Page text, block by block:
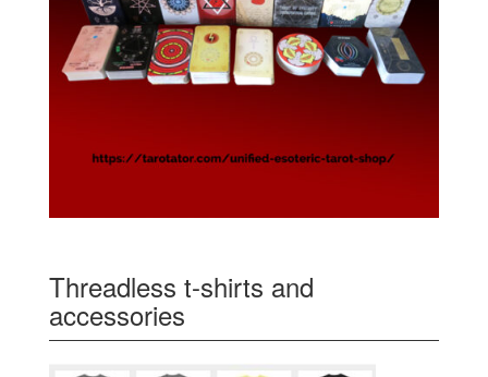
Threadless t-shirts and
accessories